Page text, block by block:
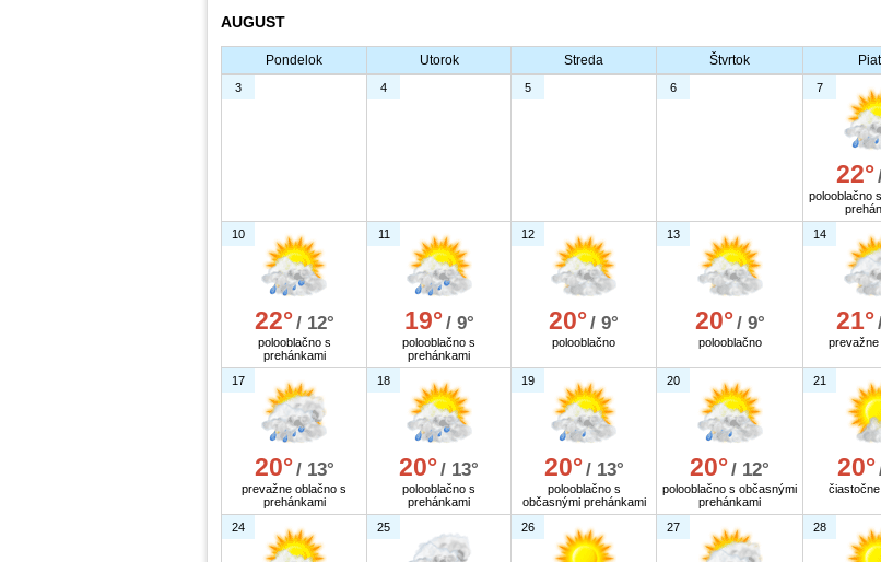
AUGUST
Pondelok Utorok Streda Štvrtok
3 4 5 6 7
22°
polooblačno
10
22°/ 12°
polooblačno s
prehánkami
11
19°/ 9°
polooblačno s
prehánkami
12
20°/ 9°
polooblačno
13
20°/ 9°
polooblačno
14
21°
prevažne
17
20°/ 13°
prevažne oblačno s
prehánkami
18
20°/ 13°
polooblačno s
prehánkami
19
20°/ 13°
polooblačno s
občasnými prehánkami
20
20°/ 12°
polooblačno s občasnými
prehánkami
21
20°
24
25 26 27 28